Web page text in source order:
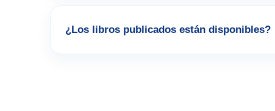
¿Los libros publicados están disponibles?